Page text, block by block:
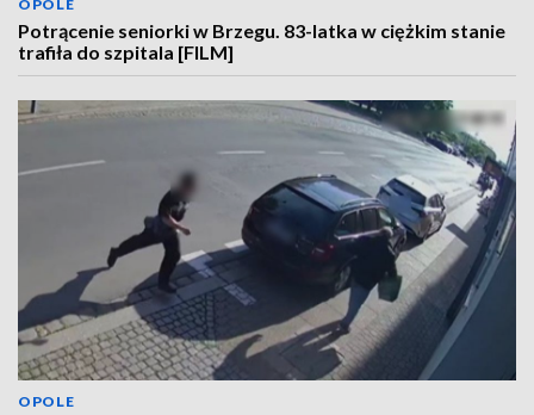
OPOLE
Potrącenie seniorki w Brzegu. 83-latka w ciężkim stanie
trafiła do szpitala [FILM]
OPOLE